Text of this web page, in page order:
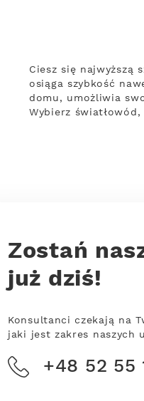
Ciesz się
osiąga szybkość
domu, umożliwia
Wybierz
Zostań
już dziś!
Konsultanci czekają na
jaki jest zakres naszych
+48 52 55